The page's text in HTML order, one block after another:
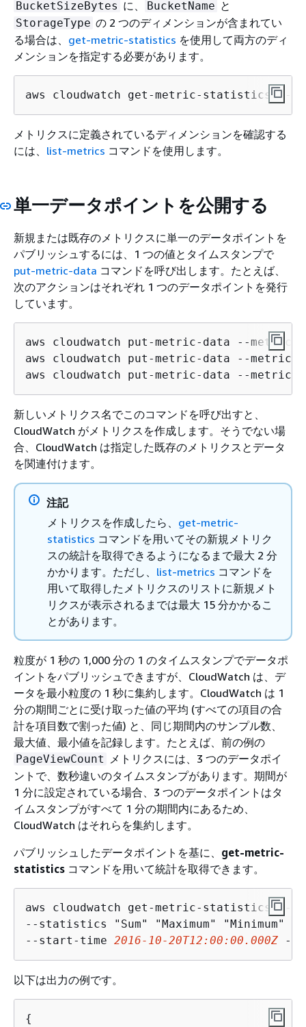
BucketSizeBytes に、 BucketName と
StorageType の 2 つのディメンションが含まれてい
る場合は、 get-metric-statistics を使用して両方のディ
メンションを指定する必要があります。
aws cloudwatch get-metric-statistics --
メトリクスに定義されているディメンションを確認する
には、 list-metrics コマンドを使用します。
単一データポイントを公開する
新規または既存のメトリクスに単一のデータポイントを
パブリッシュするには、1 つの値とタイムスタンプで
put-metric-data コマンドを呼び出します。たとえば、
次のアクションはそれぞれ 1 つのデータポイントを発行
しています。
aws cloudwatch put-metric-data --metric-
aws cloudwatch put-metric-data --metric-
aws cloudwatch put-metric-data --metric-
新しいメトリクス名でこのコマンドを呼び出すと、
CloudWatch がメトリクスを作成します。そうでない場
合、CloudWatch は指定した既存のメトリクスとデータ
を関連付けます。
注記
メトリクスを作成したら、 get-metric-
statistics コマンドを用いてその新規メトリク
スの統計を取得できるようになるまで最大 2 分
かかります。ただし、 list-metrics コマンドを
用いて取得したメトリクスのリストに新規メト
リクスが表示されるまでは最大 15 分かかるこ
とがあります。
粒度が 1 秒の 1,000 分の 1 のタイムスタンプでデータポ
イントをパブリッシュできますが、CloudWatch は、デ
ータを最小粒度の 1 秒に集約します。CloudWatch は 1
分の期間ごとに受け取った値の平均 (すべての項目の合
計を項目数で割った値) と、同じ期間内のサンプル数、
最大値、最小値を記録します。たとえば、前の例の
PageViewCount
メトリクスには、3 つのデータポイ
ントで、数秒違いのタイムスタンプがあります。期間が
1 分に設定されている場合、3 つのデータポイントはタ
イムスタンプがすべて 1 分の期間内にあるため、
CloudWatch はそれらを集約します。
パブリッシュしたデータポイントを基に、 get-metric-
statistics コマンドを用いて統計を取得できます。
aws cloudwatch get-metric-statistics --
--statistics "Sum" "Maximum" "Minimum"
--start-time 2016-10-20T12:00:00.000Z --
以下は出力の例です。
{